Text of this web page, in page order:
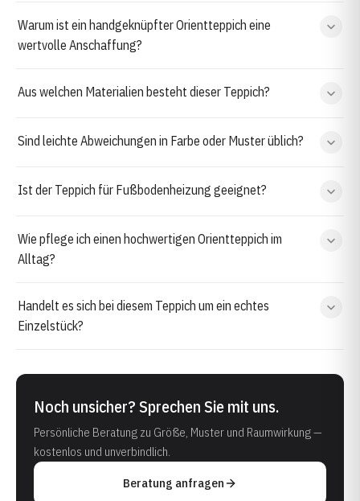
Warum ist ein handgeknüpfter Orientteppich eine
wertvolle Anschaffung?
Aus welchen Materialien besteht dieser Teppich?
Sind leichte Abweichungen in Farbe oder Muster üblich?
Ist der Teppich für Fußbodenheizung geeignet?
Wie pflege ich einen hochwertigen Orientteppich im
Alltag?
Handelt es sich bei diesem Teppich um ein echtes
Einzelstück?
Noch unsicher? Sprechen Sie mit uns.
Persönliche Beratung zu Größe, Muster und Raumwirkung —
kostenlos und unverbindlich.
Beratung anfragen